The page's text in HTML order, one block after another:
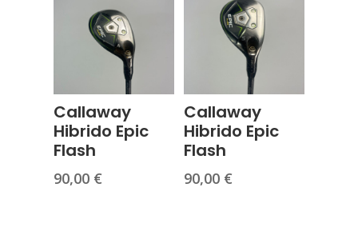
Callaway
Hibrido Epic
Flash
90,00 €
Callaway
Hibrido Epic
Flash
90,00 €